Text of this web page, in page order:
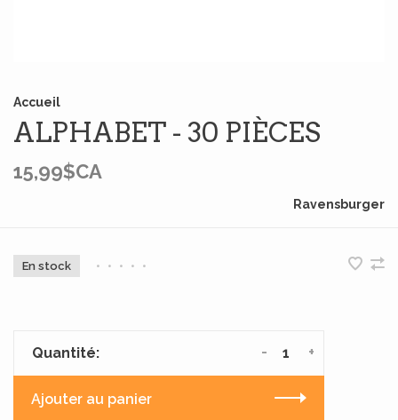
Accueil
ALPHABET - 30 PIÈCES
15,99$CA
Ravensburger
En stock • • • • •
Quantité: +
-
Ajouter au panier